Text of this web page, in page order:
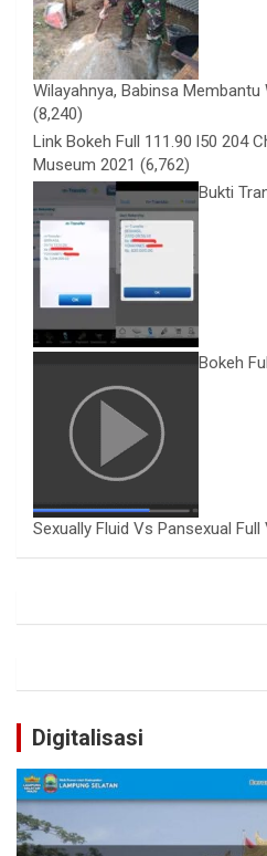
Wilayahnya, Babinsa
(8,240)
Link Bokeh Full 111.90 l50 204
Museum 2021 (6,762)
Bukti
Bokeh
Sexually Fluid Vs Pansexual Full
Digitalisasi